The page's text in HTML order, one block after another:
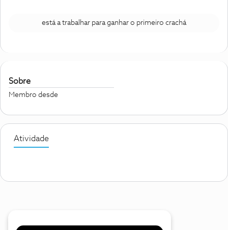
está a trabalhar para ganhar o primeiro crachá
Sobre
Membro desde
Atividade